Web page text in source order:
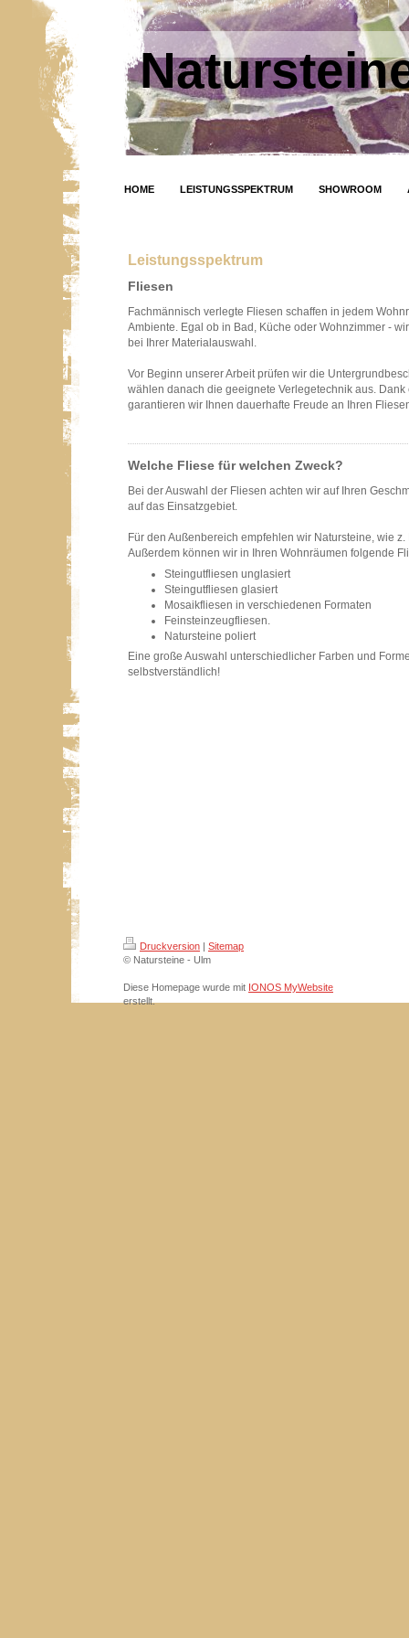
HOME LEISTUNGSSPEKTRUM SHOWROOM
Leistungsspektrum
Fliesen
Fachmännisch verlegte Fliesen schaffen in jedem
Ambiente. Egal ob in Bad, Küche oder Wohnzimmer -
bei Ihrer Materialauswahl.
Vor Beginn unserer Arbeit prüfen wir die
wählen danach die geeignete Verlegetechnik aus.
garantieren wir Ihnen dauerhafte Freude an Ihren
Welche Fliese für welchen Zweck?
Bei der Auswahl der Fliesen achten wir auf Ihren
auf das Einsatzgebiet.
Für den Außenbereich empfehlen wir Natursteine, wie z.
Außerdem können wir in Ihren Wohnräumen folgende
Steingutfliesen unglasiert
Steingutfliesen glasiert
Mosaikfliesen in verschiedenen Formaten
Feinsteinzeugfliesen.
Natursteine poliert
Eine große Auswahl unterschiedlicher Farben und
selbstverständlich!
Druckversion | Sitemap
© Natursteine - Ulm
Diese Homepage wurde mit IONOS MyWebsite
erstellt.